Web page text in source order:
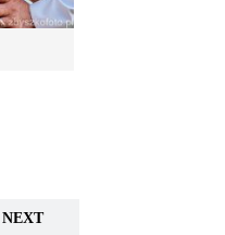
NEXT